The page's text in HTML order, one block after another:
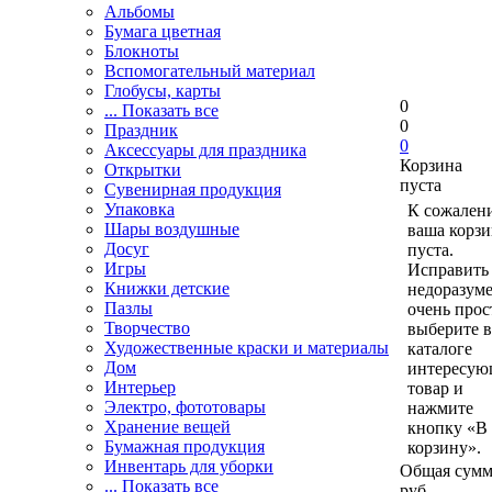
Альбомы
Бумага цветная
Блокноты
Вспомогательный материал
Глобусы, карты
... Показать все
Праздник
Аксессуары для праздника
Открытки
Сувенирная продукция
Упаковка
Шары воздушные
Досуг
Игры
Книжки детские
Пазлы
Творчество
Художественные краски и материалы
Дом
Интерьер
Электро, фототовары
Хранение вещей
Бумажная продукция
Инвентарь для уборки
... Показать все
0
0
0
Корзина
пуста
К
ваша
пуста.
Исправить
очень
выберите в
каталоге
товар и
нажмите
кнопку «В
корзину».
Общая